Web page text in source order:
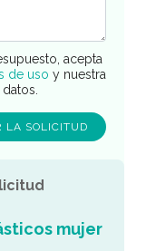
acepta
de uso y nuestra
mujer